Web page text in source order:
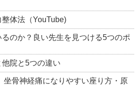
体法（YouTube)
のか？良い先生を見つける5つのポ
院と5つの違い
坐骨神経痛になりやすい座り方・原